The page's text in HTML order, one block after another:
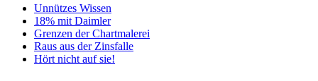
Unnützes Wissen
18% mit Daimler
Grenzen der Chartmalerei
Raus aus der Zinsfalle
Hört nicht auf sie!